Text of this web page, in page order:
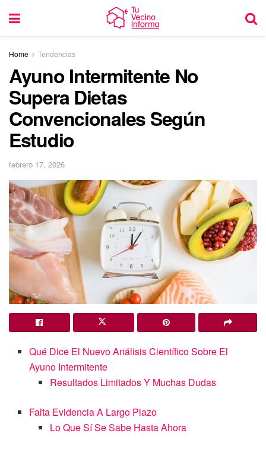
Home Tendencias
Ayuno Intermitente No
Supera Dietas
Convencionales Según
Estudio
febrero 17, 2026
Qué Dice El Nuevo Análisis Científico Sobre El
Ayuno Intermitente
Resultados Limitados Y Muchas Dudas
Falta Evidencia A Largo Plazo
Lo Que Sí Se Sabe Hasta Ahora